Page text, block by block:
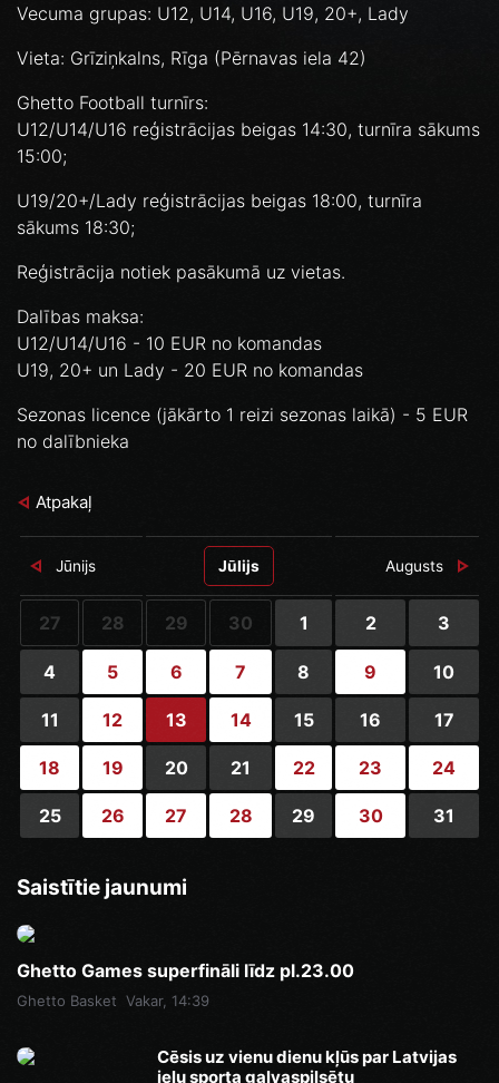
Vecuma grupas: U12, U14, U16, U19, 20+, Lady
Vieta: Grīziņkalns, Rīga (Pērnavas iela 42)
Ghetto Football turnīrs:
U12/U14/U16 reģistrācijas beigas 14:30, turnīra sākums
15:00;
U19/20+/Lady reģistrācijas beigas 18:00, turnīra
sākums 18:30;
Reģistrācija notiek pasākumā uz vietas.
Dalības maksa:
U12/U14/U16 - 10 EUR no komandas
U19, 20+ un Lady - 20 EUR no komandas
Sezonas licence (jākārto 1 reizi sezonas laikā) - 5 EUR
no dalībnieka
Atpakaļ
Jūnijs Jūlijs Augusts
27 28 29 30 1 2 3
4 5 6 7 8 9 10
11 12 13 14 15 16 17
18 19 20 21 22 23 24
25 26 27 28 29 30 31
Saistītie jaunumi
Ghetto Games superfināli līdz pl.23.00
Ghetto Basket Vakar, 14:39
Cēsis uz vienu dienu kļūs par Latvijas
ielu sporta galvaspilsētu